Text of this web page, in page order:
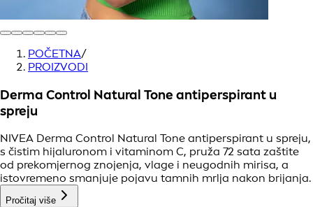
POČETNA/
PROIZVODI
Derma Control Natural Tone antiperspirant u
spreju
NIVEA Derma Control Natural Tone antiperspirant u spreju,
s čistim hijaluronom i vitaminom C, pruža 72 sata zaštite
od prekomjernog znojenja, vlage i neugodnih mirisa, a
istovremeno smanjuje pojavu tamnih mrlja nakon brijanja.
Pročitaj više